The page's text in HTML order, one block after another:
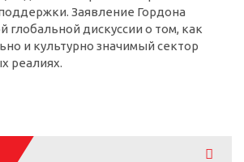
Заявление Гордона
глобальной дискуссии о том, как
и культурно значимый сектор
реалиях.